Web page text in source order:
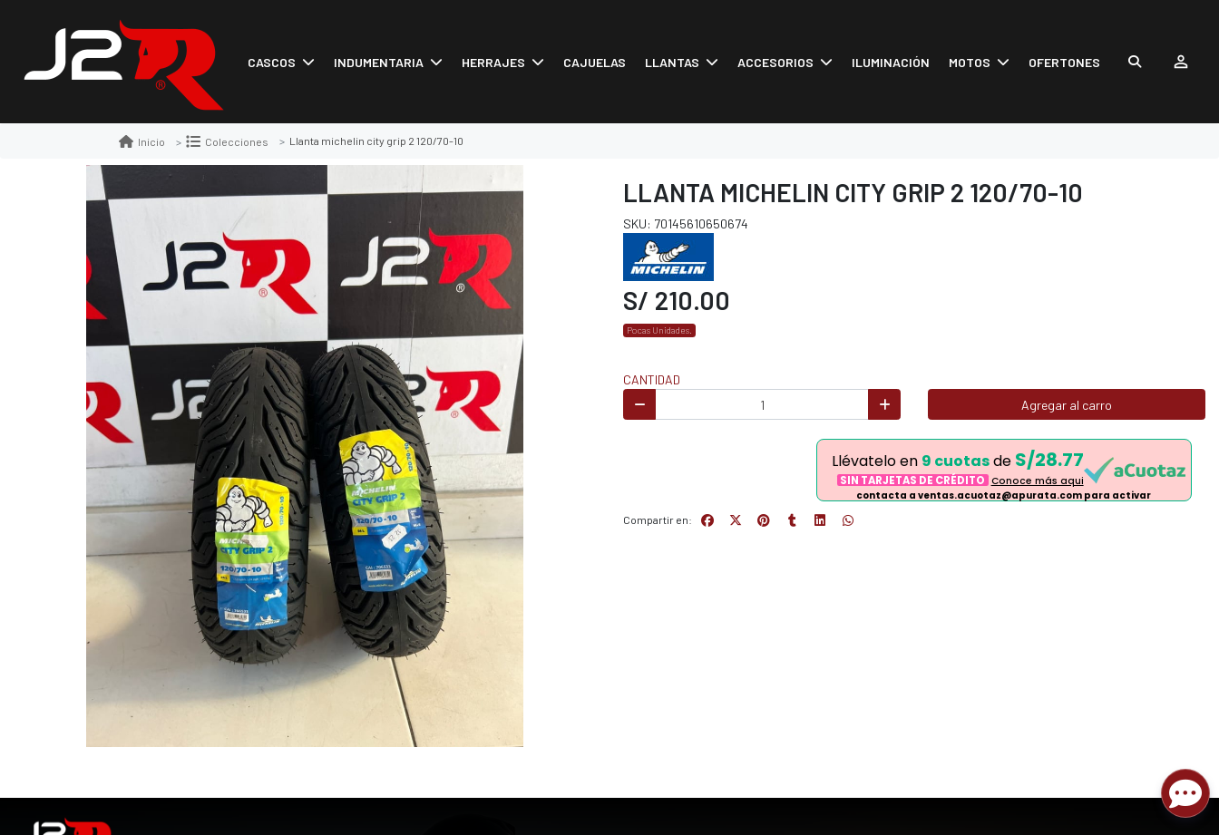
CASCOS INDUMENTARIA HERRAJES CAJUELAS LLANTAS ACCESORIOS ILUMINACIÓN MOTOS OFERTONES
Inicio Colecciones Llanta michelin city grip 2 120/70-10
LLANTA MICHELIN CITY GRIP 2 120/70-10
SKU: 70145610650674
S/ 210.00
Pocas Unidades.
CANTIDAD
Agregar al carro
Llévatelo en 9 cuotasde S/28.77
SIN TARJETAS DE CRÉDITO Conoce más aqui
contacta a ventas.acuotaz@apurata.com para activar
Compartir en: